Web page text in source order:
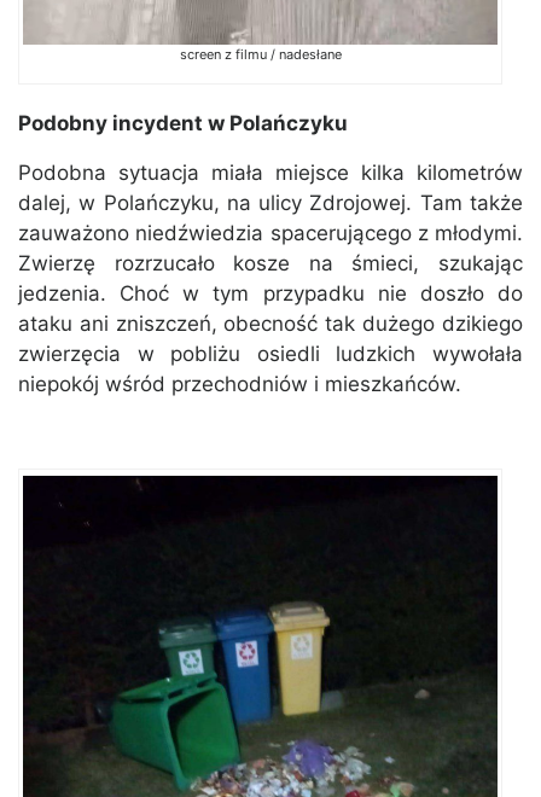
screen z filmu / nadesłane
Podobny incydent w Polańczyku
Podobna sytuacja miała miejsce kilka kilometrów
dalej, w Polańczyku, na ulicy Zdrojowej. Tam także
zauważono niedźwiedzia spacerującego z młodymi.
Zwierzę rozrzucało kosze na śmieci, szukając
jedzenia. Choć w tym przypadku nie doszło do
ataku ani zniszczeń, obecność tak dużego dzikiego
zwierzęcia w pobliżu osiedli ludzkich wywołała
niepokój wśród przechodniów i mieszkańców.